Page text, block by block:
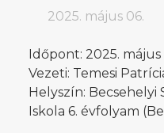
2025. május 06.
Időpont: 2025. május
Vezeti: Temesi
Helyszín:
Iskola 6. évfolyam